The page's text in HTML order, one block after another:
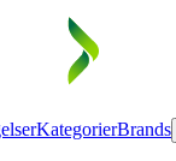
KategorierBrands